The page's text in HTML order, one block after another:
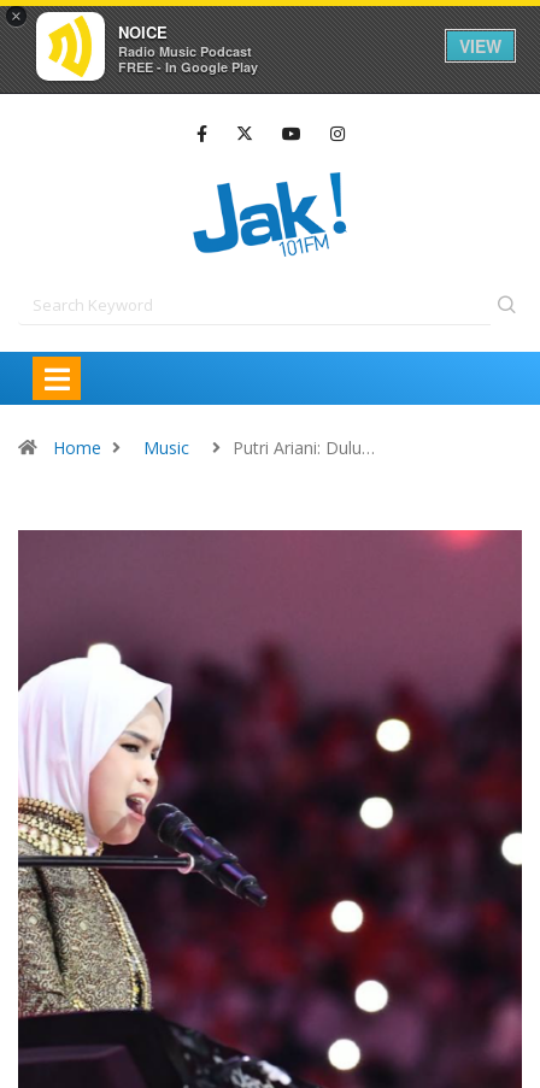
×
NOICE
Radio Music Podcast
FREE - In Google Play
VIEW
Home Music Putri Ariani: Dulu…